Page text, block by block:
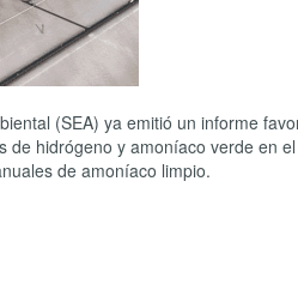
(SEA) ya emitió un informe
de hidrógeno y amoníaco verde en
de amoníaco limpio.